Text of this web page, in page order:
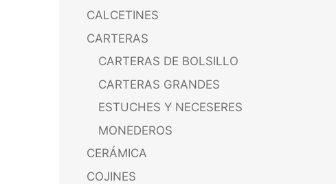
CALCETINES
CARTERAS
CARTERAS DE BOLSILLO
CARTERAS GRANDES
ESTUCHES Y NECESERES
MONEDEROS
CERÁMICA
COJINES